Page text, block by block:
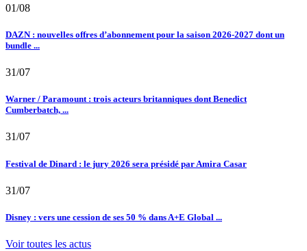
01/08
DAZN : nouvelles offres d’abonnement pour la saison 2026-2027 dont un
bundle ...
31/07
Warner / Paramount : trois acteurs britanniques dont Benedict
Cumberbatch, ...
31/07
Festival de Dinard : le jury 2026 sera présidé par Amira Casar
31/07
Disney : vers une cession de ses 50 % dans A+E Global ...
Voir toutes les actus